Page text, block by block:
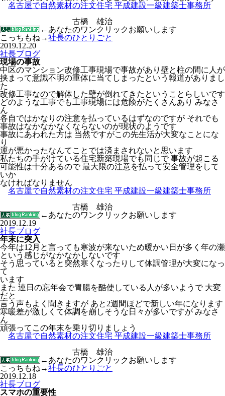
名古屋で自然素材の注文住宅 平成建設一級建築士事務所
古橋 雄治
←あなたのワンクリックお願いします
こっちもね→社長のひとりごと
2019.12.20
社長ブログ
現場の事故
中区のマンション改修工事現場で事故があり壁と柱の間に人が
挟まって意識不明の重体に当てしまったという報道がありまし
た
改修工事なので解体した壁が倒れてきたということらしいです
どのような工事でも工事現場には危険がたくさんあり みなさ
ん
各自ではかなりの注意を払っているはずなのですが それでも
事故はなかなかなくならないのが現状のようです
事故にあわれた方は 当然ですがこの先生活が大変なことにな
り
運が悪かったなんてことでは済まされないと思います
私たちの手がけている住宅新築現場でも同じで 事故が起こる
可能性は十分あるので 最大限の注意を払って安全管理をして
いか
なければなりません
名古屋で自然素材の注文住宅 平成建設一級建築士事務所
古橋 雄治
←あなたのワンクリックお願いします
2019.12.19
社長ブログ
年末に突入
今年は12月と言っても寒波が来ないため暖かい日が多く年の瀬
という感じがなかなかしないです
そう思っていると突然寒くなったりして体調管理が大変になっ
て
います
また 連日の忘年会で胃腸を酷使している人が多いようで 大変
だと
言う声もよく聞きますが あと2週間ほどで新しい年になります
寒暖差が激しくて体調を崩しそうな日々が多いですが みなさ
ん
頑張ってこの年末を乗り切りましょう
名古屋で自然素材の注文住宅 平成建設一級建築士事務所
古橋 雄治
←あなたのワンクリックお願いします
こっちもね→社長のひとりごと
2019.12.18
社長ブログ
スマホの重要性